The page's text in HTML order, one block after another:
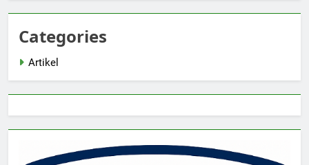
Categories
Artikel